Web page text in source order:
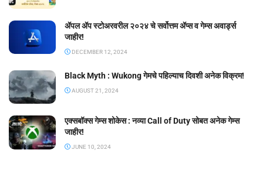
ॲपल ॲप स्टोअरवरील २०२४ चे सर्वोत्तम ॲप्स व गेम्स अवार्ड्स
जाहीर!
DECEMBER 12, 2024
Black Myth : Wukong गेमचे पहिल्याच दिवशी अनेक विक्रम!
AUGUST 21, 2024
एक्सबॉक्स गेम्स शोकेस : नव्या Call of Duty सोबत अनेक गेम्स
जाहीर!
JUNE 10, 2024